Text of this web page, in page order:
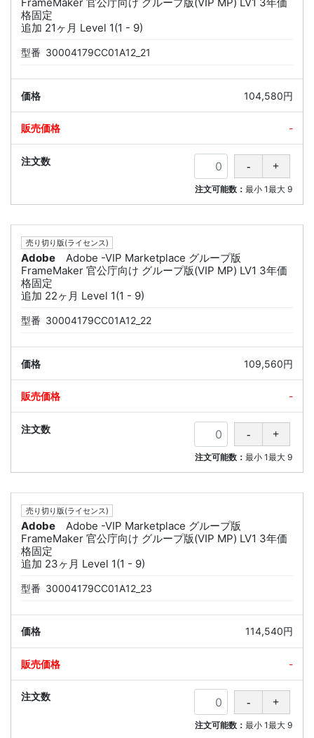
格固定
追加 21ヶ月 Level 1(1 - 9)
型番 30004179CC01A12_21
104,580円
-
注文可能数：最小 1最大 9
売り切り版(ライセンス)
Adobe
Adobe -VIP Marketplace グループ版
FrameMaker 官公庁向け グループ版(VIP MP) LV1 3年価
格固定
追加 22ヶ月 Level 1(1 - 9)
型番 30004179CC01A12_22
109,560円
-
注文可能数：最小 1最大 9
売り切り版(ライセンス)
Adobe
Adobe -VIP Marketplace グループ版
FrameMaker 官公庁向け グループ版(VIP MP) LV1 3年価
格固定
追加 23ヶ月 Level 1(1 - 9)
型番 30004179CC01A12_23
114,540円
-
注文可能数：最小 1最大 9